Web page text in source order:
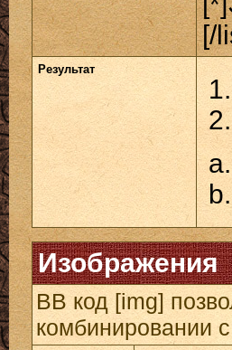
[/
Результат
Изображения
BB код [img]
комбинировании